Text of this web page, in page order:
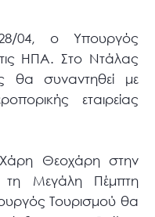
04, ο Υπουργός
ΗΠΑ. Στο Ντάλας
θα συναντηθεί με
εταιρείας
Θεοχάρη στην
τη Μεγάλη Πέμπτη
Τουρισμού θα